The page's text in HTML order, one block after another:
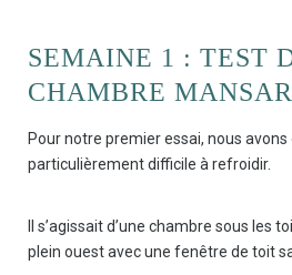
SEMAINE 1 : TEST
CHAMBRE
Pour notre premier essai, nous avons
particulièrement difficile à refroidir.
Il s’agissait d’une chambre sous les
plein ouest avec une fenêtre de toit